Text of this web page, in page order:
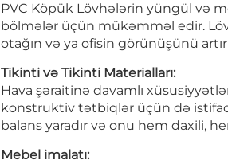
PVC Köpük Lövhələrin yüngül və
bölmələr üçün mükəmməl edir.
otağın və ya ofisin görünüşünü
Tikinti və Tikinti Materialları:
Hava şəraitinə davamlı
konstruktiv tətbiqlər üçün də
balans yaradır və onu hem daxili,
Mebel imalatı: